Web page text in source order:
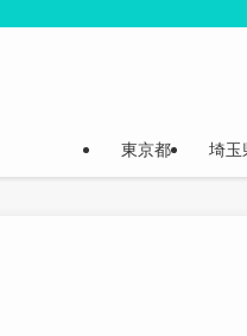
東京都 埼玉